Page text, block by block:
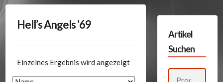
Hell’s Angels ’69
Einzelnes Ergebnis wird angezeigt
Artikel
Suchen